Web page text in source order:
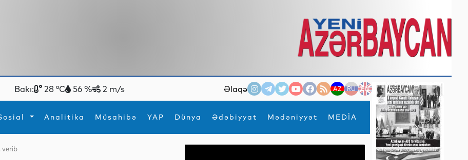
Bakı: 28 °C 56 % 2 m/s Əlaqə AZ RU EN
Analitika Müsahibə YAP Dünya Ədəbiyyat Mədəniyyət MEDİA
×
verib